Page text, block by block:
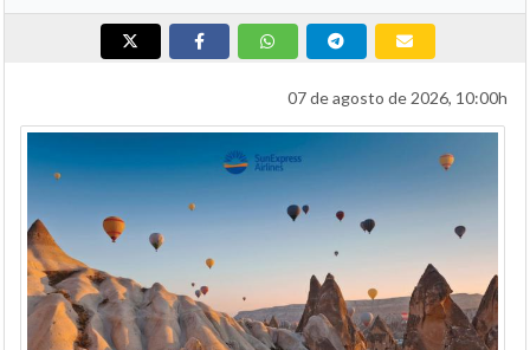
07 de agosto de 2026, 10:00h